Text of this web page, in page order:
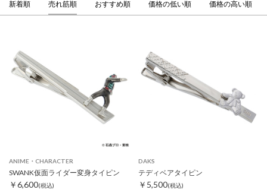
新着順 売れ筋順 おすすめ順 価格の低い順 価格の高い順
ANIME・CHARACTER
SWANK仮面ライダー変身タイピン
￥6,600(税込)
DAKS
テディベアタイピン
￥5,500(税込)